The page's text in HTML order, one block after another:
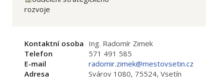
rozvoje
Kontaktní osoba Ing. Radomír Zimek
Telefon
571 491 585
E-mail
radomir.zimek@mestovsetin.cz
Adresa
Svárov 1080, 75524, Vsetín